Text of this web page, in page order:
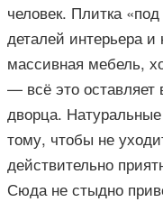
человек. Плитка
деталей интерьера
массивная мебель,
— всё это оставляет
дворца.
тому, чтобы не
действительно
Сюда не стыдно